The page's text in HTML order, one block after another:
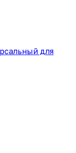
для